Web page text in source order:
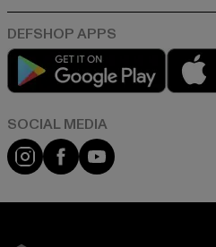
Play
Instagram
FacebookYouTube